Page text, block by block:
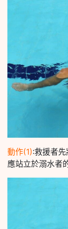
動作(1):救援者
應站立於溺水者